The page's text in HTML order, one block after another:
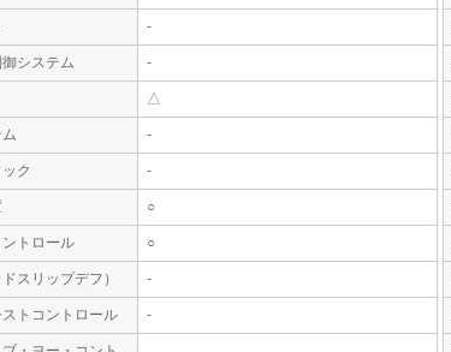
-
システム -
△
-
ク -
○
ントロール ○
スリップデフ） -
トコントロール -